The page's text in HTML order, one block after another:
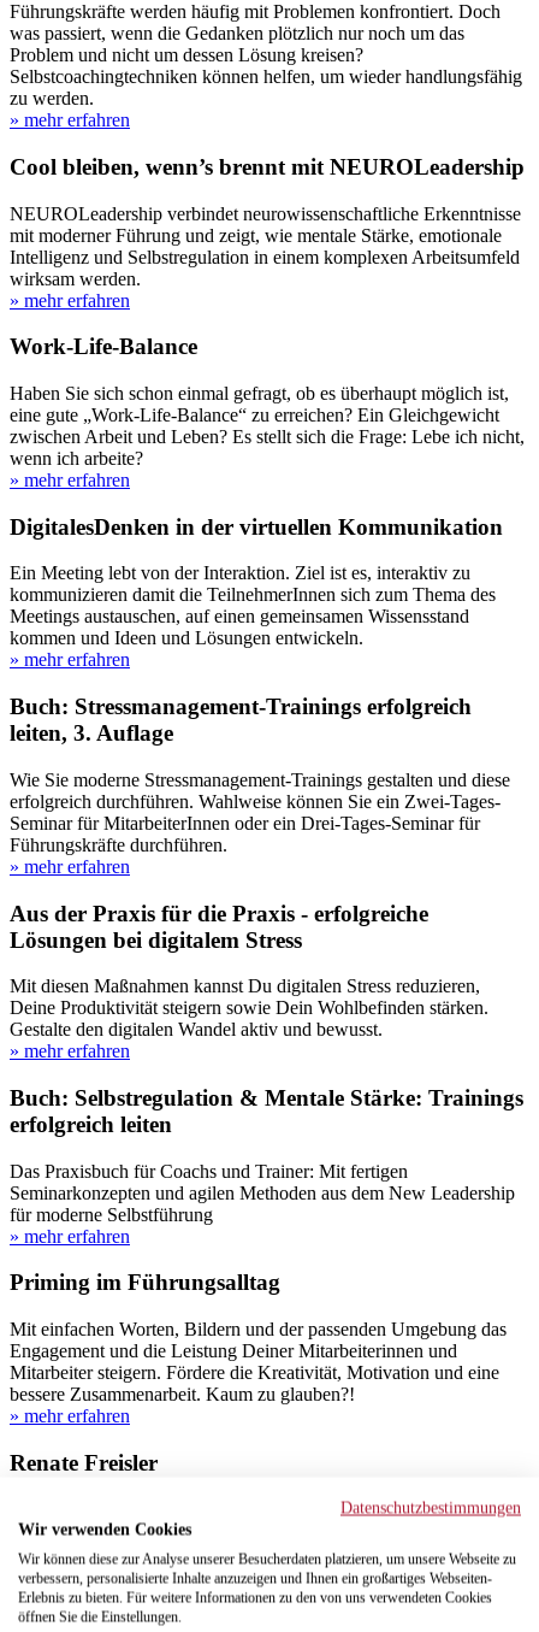
Führungskräfte werden häufig mit Problemen konfrontiert. Doch
was passiert, wenn die Gedanken plötzlich nur noch um das
Problem und nicht um dessen Lösung kreisen?
Selbstcoachingtechniken können helfen, um wieder handlungsfähig
zu werden.
» mehr erfahren
Cool bleiben, wenn’s brennt mit NEUROLeadership
NEUROLeadership verbindet neurowissenschaftliche Erkenntnisse
mit moderner Führung und zeigt, wie mentale Stärke, emotionale
Intelligenz und Selbstregulation in einem komplexen Arbeitsumfeld
wirksam werden.
» mehr erfahren
Work-Life-Balance
Haben Sie sich schon einmal gefragt, ob es überhaupt möglich ist,
eine gute „Work-Life-Balance“ zu erreichen? Ein Gleichgewicht
zwischen Arbeit und Leben? Es stellt sich die Frage: Lebe ich nicht,
wenn ich arbeite?
» mehr erfahren
DigitalesDenken in der virtuellen Kommunikation
Ein Meeting lebt von der Interaktion. Ziel ist es, interaktiv zu
kommunizieren damit die TeilnehmerInnen sich zum Thema des
Meetings austauschen, auf einen gemeinsamen Wissensstand
kommen und Ideen und Lösungen entwickeln.
» mehr erfahren
Buch: Stressmanagement-Trainings erfolgreich
leiten, 3. Auflage
Wie Sie moderne Stressmanagement-Trainings gestalten und diese
erfolgreich durchführen. Wahlweise können Sie ein Zwei-Tages-
Seminar für MitarbeiterInnen oder ein Drei-Tages-Seminar für
Führungskräfte durchführen.
» mehr erfahren
Aus der Praxis für die Praxis - erfolgreiche
Lösungen bei digitalem Stress
Mit diesen Maßnahmen kannst Du digitalen Stress reduzieren,
Deine Produktivität steigern sowie Dein Wohlbefinden stärken.
Gestalte den digitalen Wandel aktiv und bewusst.
» mehr erfahren
Buch: Selbstregulation & Mentale Stärke: Trainings
erfolgreich leiten
Das Praxisbuch für Coachs und Trainer: Mit fertigen
Seminarkonzepten und agilen Methoden aus dem New Leadership
für moderne Selbstführung
» mehr erfahren
Priming im Führungsalltag
Mit einfachen Worten, Bildern und der passenden Umgebung das
Engagement und die Leistung Deiner Mitarbeiterinnen und
Mitarbeiter steigern. Fördere die Kreativität, Motivation und eine
bessere Zusammenarbeit. Kaum zu glauben?!
» mehr erfahren
Renate Freisler
Über Renate Freisler: Als leidenschaftliche MindSet- und
Leadershipcoach sehe ich mich als Begleiterin und
Sparringspartnerin in turbulenten Zeiten der Transformation.
» mehr erfahren
Coaching – Wundermittel, Marketing oder die
Datenschutzbestimmungen
Wir verwenden Cookies
Wir können diese zur Analyse unserer Besucherdaten platzieren, um unsere Webseite zu
verbessern, personalisierte Inhalte anzuzeigen und Ihnen ein großartiges Webseiten-
Erlebnis zu bieten. Für weitere Informationen zu den von uns verwendeten Cookies
öffnen Sie die Einstellungen.